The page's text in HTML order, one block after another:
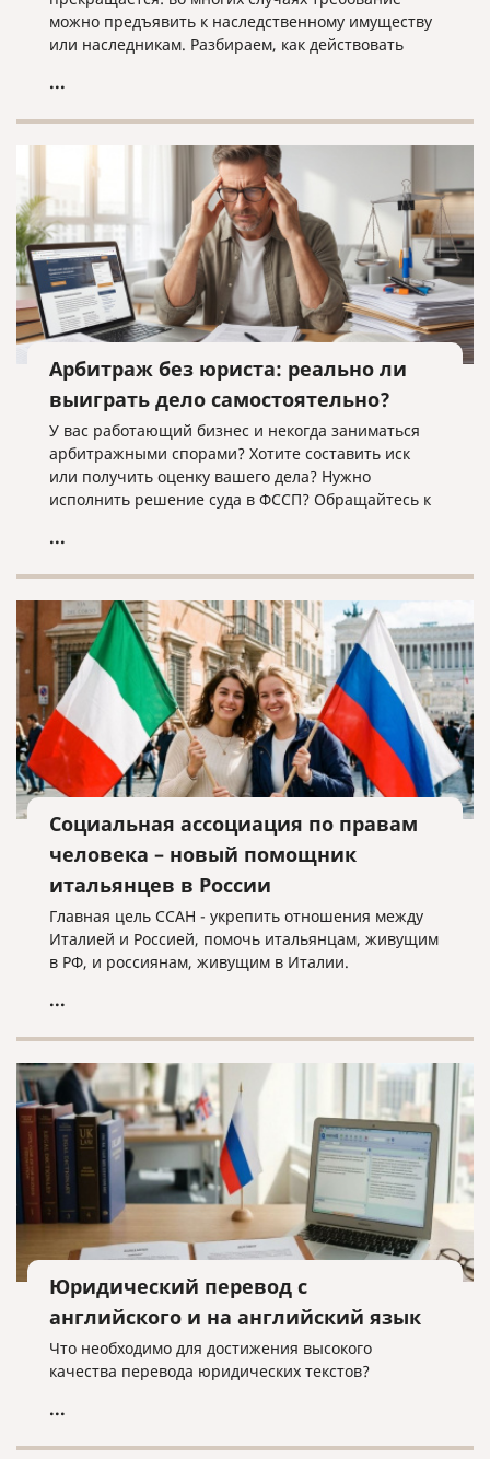
можно предъявить к наследственному имуществу
или наследникам. Разбираем, как действовать
наследство, еще не приняли его или когда
...
Арбитраж без юриста: реально ли
выиграть дело самостоятельно?
У вас работающий бизнес и некогда заниматься
арбитражными спорами? Хотите составить иск
или получить оценку вашего дела? Нужно
исполнить решение суда в ФССП? Обращайтесь к
...
Социальная ассоциация по правам
человека – новый помощник
итальянцев в России
Главная цель ССАН - укрепить отношения между
Италией и Россией, помочь итальянцам, живущим
в РФ, и россиянам, живущим в Италии.
...
Юридический перевод с
английского и на английский язык
Что необходимо для достижения высокого
качества перевода юридических текстов?
...